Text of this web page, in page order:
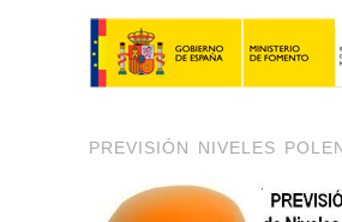
PREVISIÓN NIVELES POLEN